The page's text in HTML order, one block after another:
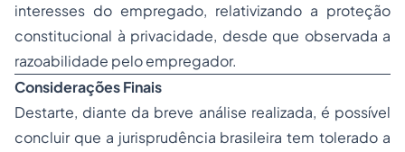
interesses do empregado, relativizando a proteção
constitucional à privacidade, desde que observada a
razoabilidade pelo empregador.
Considerações Finais
Destarte, diante da breve análise realizada, é possível
concluir que a jurisprudência brasileira tem tolerado a